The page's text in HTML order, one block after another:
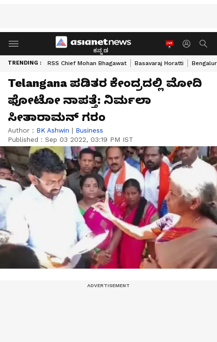
ಕನ್ನಡ
TRENDING : RSS Chief Mohan Bhagawat Basavaraj Horatti
Telangana ಪಡಿತರ ಕೇಂದ್ರದಲ್ಲಿ ಮೋದಿ
ಫೋಟೋ ನಾಪತ್ತೆ: ನಿರ್ಮಲಾ
ಸೀತಾರಾಮನ್‌ ಗರಂ
Author : BK Ashwin | Business
Published : Sep 03 2022, 03:19 PM IST